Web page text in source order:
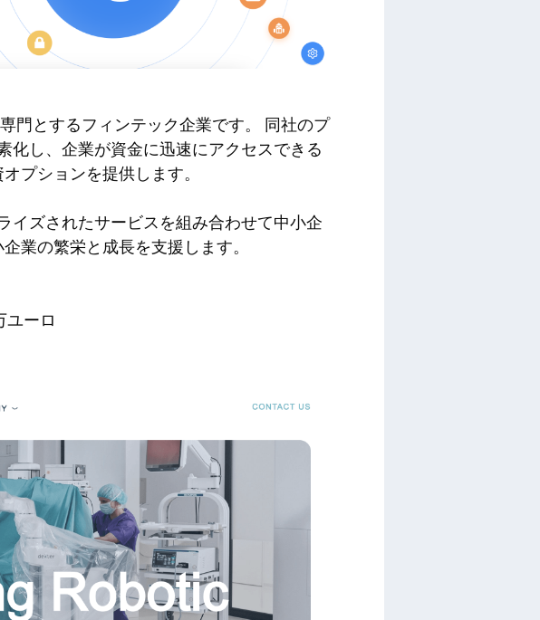
門とするフィンテック企業です。 同社のプ
化し、企業が資金に迅速にアクセスできる
プションを提供します。
イズされたサービスを組み合わせて中小企
業の繁栄と成長を支援します。
ユーロ